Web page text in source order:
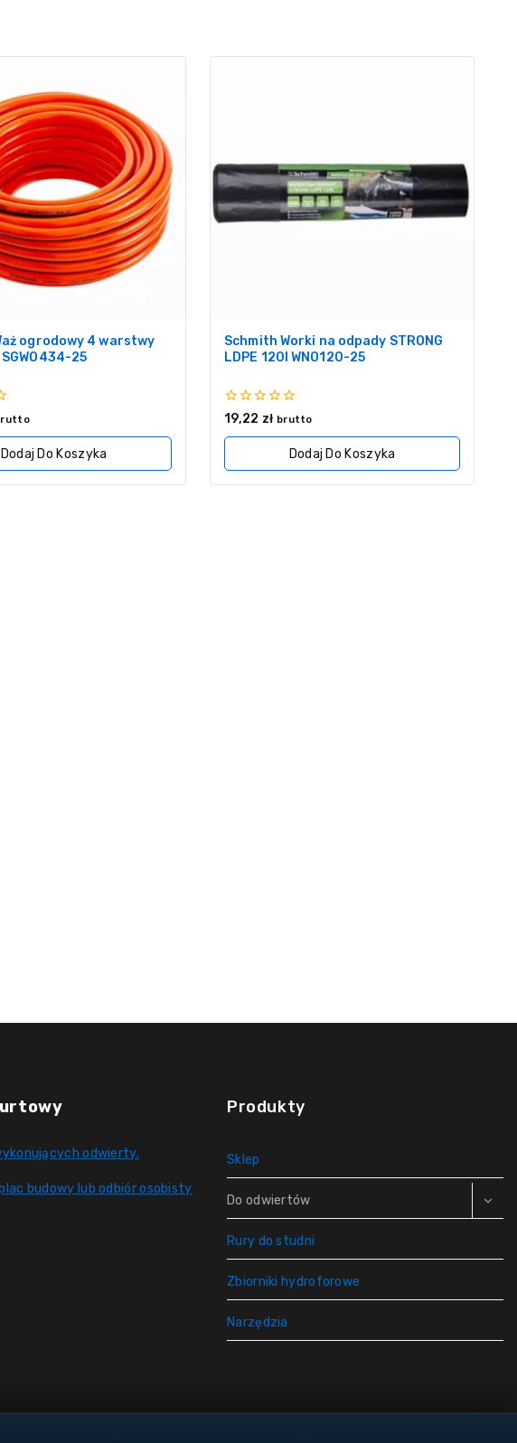
ogrodowy 4 warstwy
25
Dodaj Do Koszyka
Schmith Worki na odpady STRONG
LDPE 120l WNO120-25
0
5
19,22 zł brutto
Dodaj Do Koszyka
odwierty.
budowy lub odbiór osobisty
Produkty
Sklep
Do odwiertów
Rury do studni
Zbiorniki hydroforowe
Narzędzia